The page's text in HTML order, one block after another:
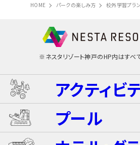
HOME パークの楽しみ方 校外学習プラン
※ネスタリゾート神戸のHP内はすべ
アクティビ
ネスタ･バギーツアー（別
プール